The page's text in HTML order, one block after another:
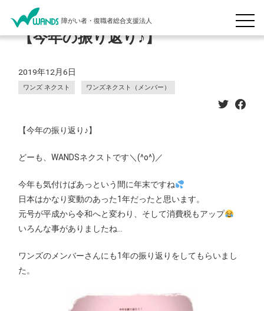
障がい者・復職者総合支援法人
【今年の振り返り♪】
2019年12月6日
ワンズ ネクスト ワンズネクスト（メンバー）
【今年の振り返り♪】
どーも、WANDSネクストです＼(^o^)／
今年も気付けばあっという間に年末ですね
日本はかなり変動のあった1年だったと思います。
元号が平成から令和へと変わり、そして消費税もアップ
いろんな事がありましたね…
ワンズのメンバーさんにも1年の振り返りをしてもらいまし
た。